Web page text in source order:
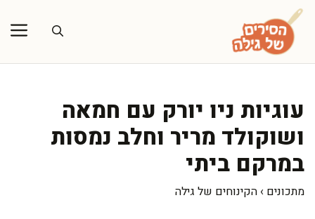
לדלג
לתוכן
עוגיות ניו יורק עם חמאה
ושוקולד מריר וחלב נמסות
במרקם ביתי
מתכונים › הקינוחים של גילה